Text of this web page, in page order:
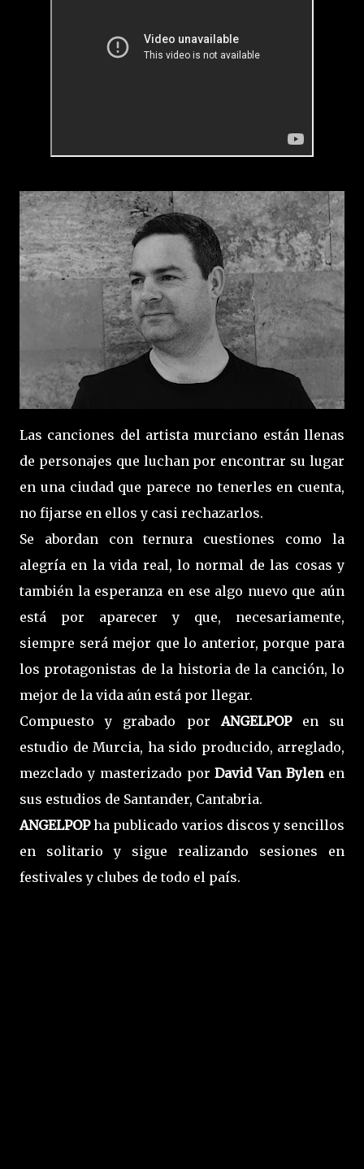
Las canciones del artista murciano están llenas
de personajes que luchan por encontrar su lugar
en una ciudad que parece no tenerles en cuenta,
no fijarse en ellos y casi rechazarlos.
Se abordan con ternura cuestiones como la
alegría en la vida real, lo normal de las cosas y
también la esperanza en ese algo nuevo que aún
está por aparecer y que, necesariamente,
siempre será mejor que lo anterior, porque para
los protagonistas de la historia de la canción, lo
mejor de la vida aún está por llegar.
Compuesto y grabado porANGELPOP en su
estudio de Murcia, ha sido producido, arreglado,
mezclado y masterizado porDavid Van Bylenen
sus estudios de Santander, Cantabria.
ANGELPOPha publicado varios discos y sencillos
en solitario y sigue realizando sesiones en
festivales y clubes de todo el país.